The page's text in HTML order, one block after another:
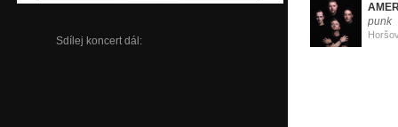
Sdílej koncert dál:
punk